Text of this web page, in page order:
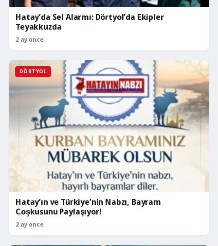
Hatay’da Sel Alarmı: Dörtyol’da Ekipler
Teyakkuzda
2 ay önce
DÖRTYOL
Hatay’ın ve Türkiye’nin Nabzı, Bayram
Coşkusunu Paylaşıyor!
2 ay önce